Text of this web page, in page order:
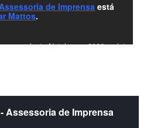
de Imprensa está
Mattos.
excelente Natal e um 2026 repleto
#natal #merrychristmas #felizanonovo
Assessoria de Imprensa